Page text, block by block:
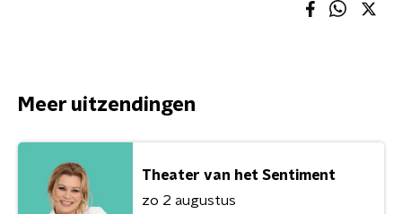
Meer uitzendingen
Theater van het Sentiment
zo 2 augustus